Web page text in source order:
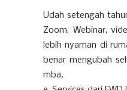
Udah setengah
Zoom, Webinar,
lebih nyaman di
benar mengubah
mba.